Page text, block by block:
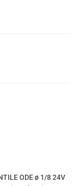
ODE ø 1/8 24V